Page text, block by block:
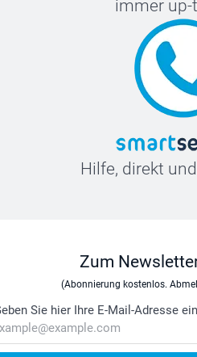
immer up-
Hilfe, direkt
Zum
(Abonnierung kostenlos.
Sie hier Ihre E-Mail-Adresse ein